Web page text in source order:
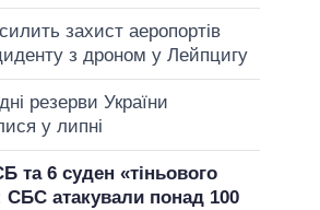
захист аеропортів
з дроном у Лейпцигу
резерви України
у липні
та 6 суден «тіньового
атакували понад 100